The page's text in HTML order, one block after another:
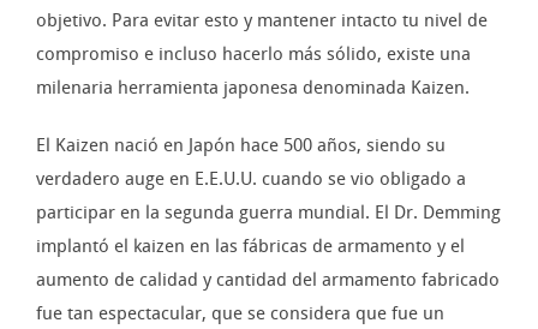
objetivo. Para evitar esto y mantener intacto tu nivel de
compromiso e incluso hacerlo más sólido, existe una
milenaria herramienta japonesa denominada Kaizen.
El Kaizen nació en Japón hace 500 años, siendo su
verdadero auge en E.E.U.U. cuando se vio obligado a
participar en la segunda guerra mundial. El Dr. Demming
implantó el kaizen en las fábricas de armamento y el
aumento de calidad y cantidad del armamento fabricado
fue tan espectacular, que se considera que fue un